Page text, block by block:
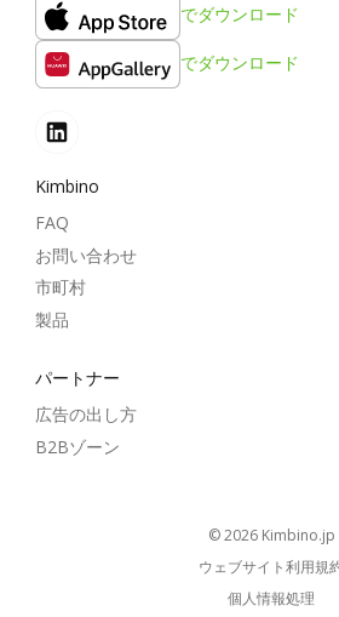
でダウンロード
でダウンロード
Kimbino
FAQ
お問い合わせ
市町村
製品
パートナー
広告の出し方
B2Bゾーン
© 2026 kimbino.jp
ウェブサイト利用規
個人情報処理